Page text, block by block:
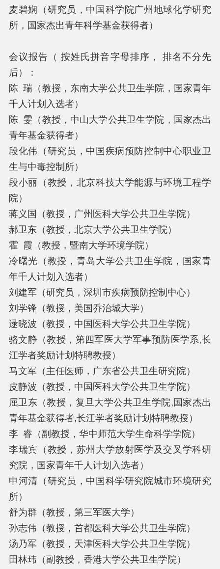
麦碧娴（研究员，中国科学院广州地球化学研究
所，国家杰出青年科学基金获得者）
会议报告（ 按姓氏拼音字母排序， 排名不分先
后）：
陈 瑞（教授，东南大学公共卫生学院，国家青年
千人计划入选者）
陈 雯（教授，中山大学公共卫生学院，国家杰出
青年基金获得者）
段化伟（研究员，中国疾病预防控制中心职业卫
生与中毒控制所）
段小丽（教授，北京科技大学能源与环境工程学
院）
蒋义国（教授，广州医科大学公共卫生学院）
郝卫东（教授，北京大学公共卫生学院）
霍 霞（教授，暨南大学环境学院）
冷曙光（教授，青岛大学公共卫生学院，国家青
年千人计划入选者）
刘建军（研究员，深圳市疾病预防控制中心）
刘学锋（教授，美国乔治城大学）
逯晓波（教授，中国医科大学公共卫生学院）
骆文静（教授，第四军医大学军事预防医学系,长
江学者奖励计划特聘教授）
马文军（主任医师，广东省公共卫生研究院）
皮静波（教授，中国医科大学公共卫生学院）
屈卫东（教授，复旦大学公共卫生学院,国家杰出
青年基金获得者,长江学者奖励计划特聘教授）
李 睿（副教授，华中师范大学生命科学学院）
李瑞宾（教授，苏州大学放射医学及交叉学科研
究院，国家青年千人计划入选者）
申河清（研究员，中国科学研究院城市环境研究
所）
舒为群（教授，第三军医大学）
孙志伟（教授，首都医科大学公共卫生学院）
汤乃军（教授，天津医科大学公共卫生学院）
田林玮（副教授，香港大学公共卫生学院）